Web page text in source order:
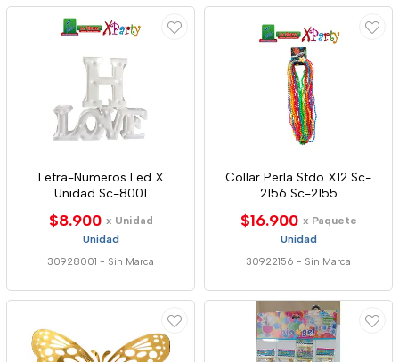
Letra-Numeros Led X
Unidad Sc-8001
$8.900 x Unidad
Unidad
30928001 - Sin Marca
Collar Perla Stdo X12 Sc-
2156 Sc-2155
$16.900 x Paquete
Unidad
30922156 - Sin Marca